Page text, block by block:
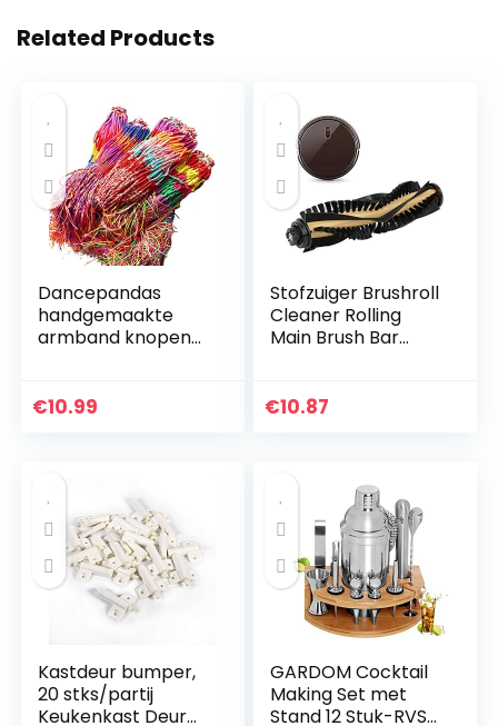
Related Products
Dancepandas
handgemaakte
armband knopen
vriendschap
€10.99
Stofzuiger Brushroll
Cleaner Rolling
Main Brush Bar
Onderdelen voor
€10.87
Kastdeur bumper,
20 stks/partij
Keukenkast Deur
GARDOM Cocktail
Making Set met
Stand 12 Stuk-RVS